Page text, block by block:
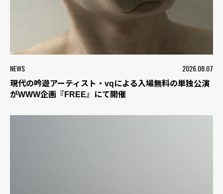
NEWS 2026.08.07
現代の吟遊アーティスト・vqによる入場無料の単独公演
がWWW企画『FREE』にて開催